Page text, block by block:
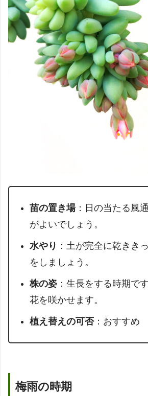
苗の置き場：日の当たる風
がよいでしょう。
水やり ：土が完全に乾きき
をしましょう。
株の姿：生長をする時期で
花を咲かせます。
植え替えの可否：おすすめ
梅雨の時期